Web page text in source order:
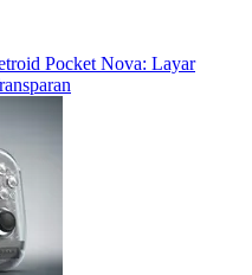
Pocket Nova: Layar